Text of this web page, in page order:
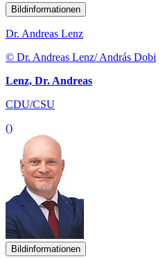
Bildinformationen
Dr. Andreas Lenz
© Dr. Andreas Lenz/ András Dobi
Lenz, Dr. Andreas
CDU/CSU
()
Bildinformationen